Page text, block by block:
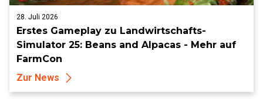
28. Juli 2026
Erstes Gameplay zu Landwirtschafts-
Simulator 25: Beans and Alpacas - Mehr auf
FarmCon
Zur News